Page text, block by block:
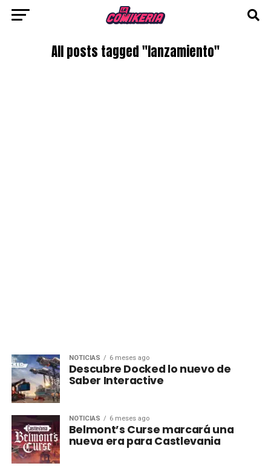
All posts tagged "lanzamiento"
NOTICIAS 6 meses ago
Descubre Docked lo nuevo de
Saber Interactive
NOTICIAS 6 meses ago
Belmont’s Curse marcará una
nueva era para Castlevania